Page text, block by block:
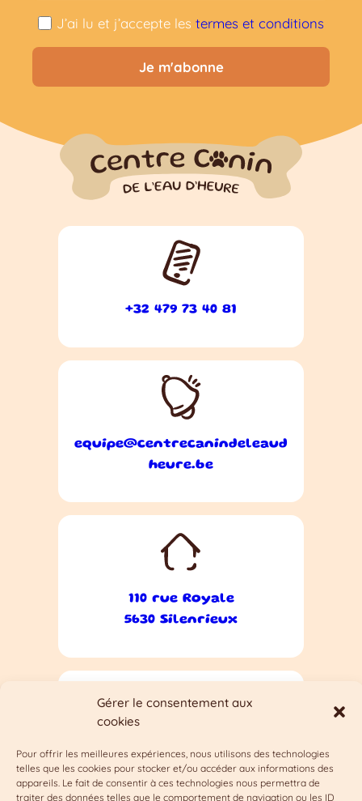
Gérer le consentement aux
cookies
Pour offrir les meilleures expériences, nous utilisons des technologies
telles que les cookies pour stocker et/ou accéder aux informations des
appareils. Le fait de consentir à ces technologies nous permettra de
traiter des données telles que le comportement de navigation ou les ID
J’ai lu et j’accepte lestermes et conditions
+32 479 73 40 81
equipe@centrecanindeleaud
heure.be
110 rue Royale
5630 Silenrieux
Lundi au dimanche sur
rendez-vous